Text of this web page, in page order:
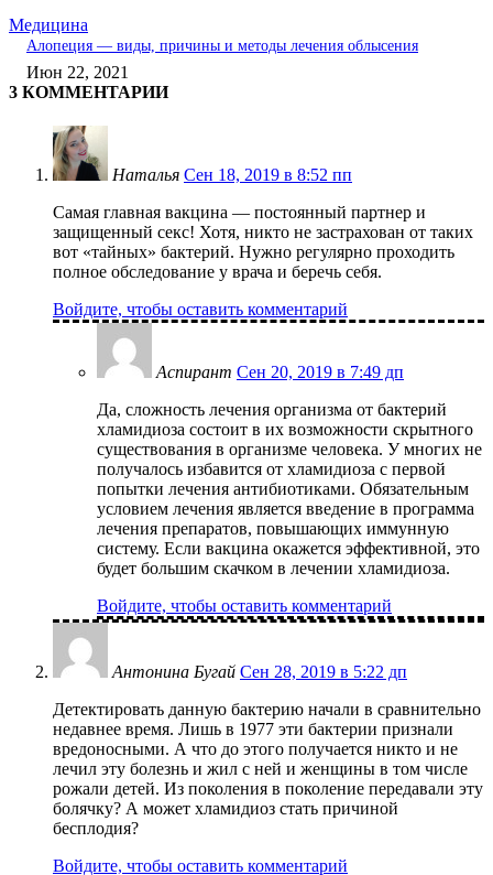
Медицина
Алопеция — виды, причины и методы лечения облысения
Июн 22, 2021
3 КОММЕНТАРИИ
Наталья Сен 18, 2019 в 8:52 пп
Самая главная вакцина — постоянный партнер и
защищенный секс! Хотя, никто не застрахован от таких
вот «тайных» бактерий. Нужно регулярно проходить
полное обследование у врача и беречь себя.
Войдите, чтобы оставить комментарий
Аспирант Сен 20, 2019 в 7:49 дп
Да, сложность лечения организма от бактерий
хламидиоза состоит в их возможности скрытного
существования в организме человека. У многих не
получалось избавится от хламидиоза с первой
попытки лечения антибиотиками. Обязательным
условием лечения является введение в программа
лечения препаратов, повышающих иммунную
систему. Если вакцина окажется эффективной, это
будет большим скачком в лечении хламидиоза.
Войдите, чтобы оставить комментарий
Антонина Бугай Сен 28, 2019 в 5:22 дп
Детектировать данную бактерию начали в сравнительно
недавнее время. Лишь в 1977 эти бактерии признали
вредоносными. А что до этого получается никто и не
лечил эту болезнь и жил с ней и женщины в том числе
рожали детей. Из поколения в поколение передавали эту
болячку? А может хламидиоз стать причиной
бесплодия?
Войдите, чтобы оставить комментарий